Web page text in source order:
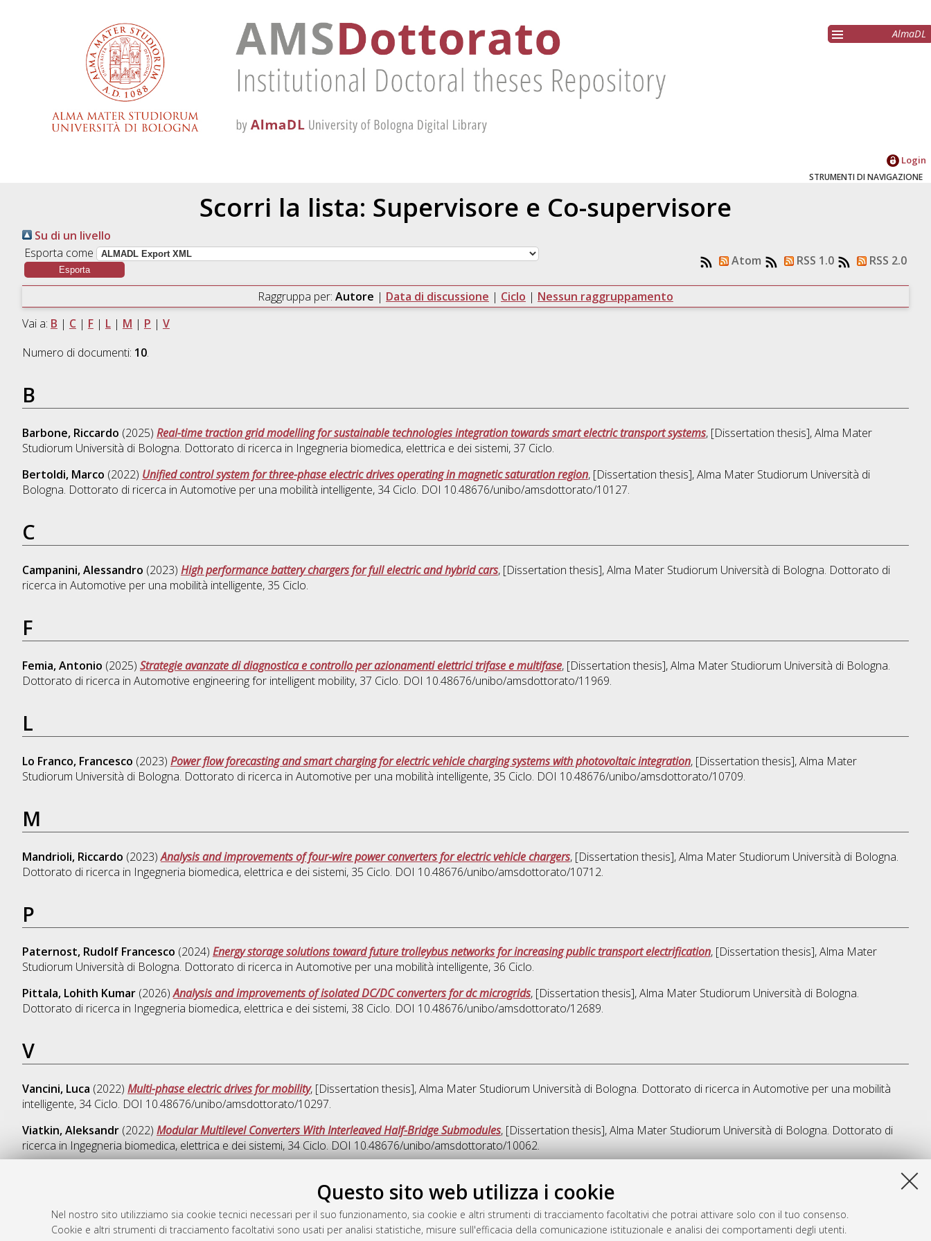
Questo sito web utilizza i cookie
Nel nostro sito utilizziamo sia cookie tecnici necessari per il suo funzionamento, sia cookie e altri strumenti di tracciamento facoltativi che potrai attivare solo con il tuo consenso.
Cookie e altri strumenti di tracciamento facoltativi sono usati per analisi statistiche, misure sull'efficacia della comunicazione istituzionale e analisi dei comportamenti degli utenti.
AlmaDL
Login
STRUMENTI DI NAVIGAZIONE
Scorri la lista: Supervisore e Co-supervisore
Su di un livello
Esporta come
Atom RSS 1.0 RSS 2.0
Raggruppa per: Autore | Data di discussione | Ciclo | Nessun raggruppamento
Vai a: B | C| F| L| M | P | V
Numero di documenti: 10.
B
Barbone, Riccardo (2025) Real-time traction grid modelling for sustainable technologies integration towards smart electric transport systems, [Dissertation thesis], Alma Mater
Studiorum Università di Bologna. Dottorato di ricerca in Ingegneria biomedica, elettrica e dei sistemi, 37 Ciclo.
Bertoldi, Marco (2022) Unified control system for three-phase electric drives operating in magnetic saturation region, [Dissertation thesis], Alma Mater Studiorum Università di
Bologna. Dottorato di ricerca in Automotive per una mobilità intelligente, 34 Ciclo. DOI 10.48676/unibo/amsdottorato/10127.
C
Campanini, Alessandro (2023) High performance battery chargers for full electric and hybrid cars, [Dissertation thesis], Alma Mater Studiorum Università di Bologna. Dottorato di
ricerca in Automotive per una mobilità intelligente, 35 Ciclo.
F
Femia, Antonio (2025) Strategie avanzate di diagnostica e controllo per azionamenti elettrici trifase e multifase, [Dissertation thesis], Alma Mater Studiorum Università di Bologna.
Dottorato di ricerca in Automotive engineering for intelligent mobility, 37 Ciclo. DOI 10.48676/unibo/amsdottorato/11969.
L
Lo Franco, Francesco (2023) Power flow forecasting and smart charging for electric vehicle charging systems with photovoltaic integration, [Dissertation thesis], Alma Mater
Studiorum Università di Bologna. Dottorato di ricerca in Automotive per una mobilità intelligente, 35 Ciclo. DOI 10.48676/unibo/amsdottorato/10709.
M
Mandrioli, Riccardo (2023)Analysis and improvements of four-wire power converters for electric vehicle chargers, [Dissertation thesis], Alma Mater Studiorum Università di Bologna.
Dottorato di ricerca in Ingegneria biomedica, elettrica e dei sistemi, 35 Ciclo. DOI 10.48676/unibo/amsdottorato/10712.
P
Paternost, Rudolf Francesco (2024) Energy storage solutions toward future trolleybus networks for increasing public transport electrification, [Dissertation thesis], Alma Mater
Studiorum Università di Bologna. Dottorato di ricerca in Automotive per una mobilità intelligente, 36 Ciclo.
Pittala, Lohith Kumar(2026)Analysis and improvements of isolated DC/DC converters for dc microgrids, [Dissertation thesis], Alma Mater Studiorum Università di Bologna.
Dottorato di ricerca in Ingegneria biomedica, elettrica e dei sistemi, 38 Ciclo. DOI 10.48676/unibo/amsdottorato/12689.
V
Vancini, Luca (2022) Multi-phase electric drives for mobility, [Dissertation thesis], Alma Mater Studiorum Università di Bologna. Dottorato di ricerca in Automotive per una mobilità
intelligente, 34 Ciclo. DOI 10.48676/unibo/amsdottorato/10297.
Viatkin, Aleksandr(2022) Modular Multilevel Converters With Interleaved Half-Bridge Submodules, [Dissertation thesis], Alma Mater Studiorum Università di Bologna. Dottorato di
ricerca in Ingegneria biomedica, elettrica e dei sistemi, 34 Ciclo. DOI 10.48676/unibo/amsdottorato/10062.
Questa lista e' stata generata il Wed Aug 5 20:45:04 2026 CEST.
Atom
AMS Dottorato
ISSN: 2038-7946